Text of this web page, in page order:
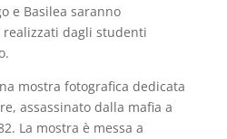
e Basilea saranno
dagli studenti
mostra fotografica dedicata
assassinato dalla mafia a
La mostra è messa a